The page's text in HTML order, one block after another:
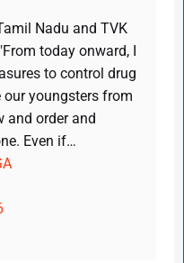
Nadu and TVK
today onward, I
to control drug
youngsters from
and order and
Even if…